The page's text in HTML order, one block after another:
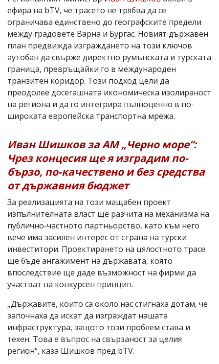
ефира на bTV, че трасето не трябва да се
ограничава единствено до географските предели
между градовете Варна и Бургас. Новият държавен
план предвижда изграждането на този ключов
аутобан да свърже директно румънската и турската
граница, превръщайки го в международен
транзитен коридор. Този подход цели да
преодолее досегашната икономическа изолираност
на региона и да го интегрира пълноценно в по-
широката европейска транспортна мрежа.
Иван Шишков за АМ „Черно море“:
Чрез концесия ще я изградим по-
бързо, по-качествено и без средства
от държавния бюджет
За реализацията на този мащабен проект
изпълнителната власт ще разчита на механизма на
публично-частното партньорство, като към него
вече има засилен интерес от страна на турски
инвеститори. Проектирането на цялостното трасе
ще бъде ангажимент на държавата, която
впоследствие ще даде възможност на фирми да
участват на конкурсен принцип.
„Държавите, които са около нас стигнаха дотам, че
започнаха да искат да изграждат нашата
инфраструктура, защото този проблем става и
техен. Това е въпрос на свързаност за целия
регион“, каза Шишков пред bTV.